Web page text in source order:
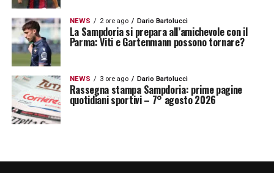
sia pronto per giocare quantomeno uno
spezzone di gara».
LA PLAYLIST DELLE NOSTRE TOP NEWS
NEWS 2 ore ago Dario Bartolucci
La Sampdoria si prepara all’amichevole con il
Parma: Viti e Gartenmann possono tornare?
NEWS 3 ore ago Dario Bartolucci
Rassegna stampa Sampdoria: prime pagine
quotidiani sportivi – 7° agosto 2026